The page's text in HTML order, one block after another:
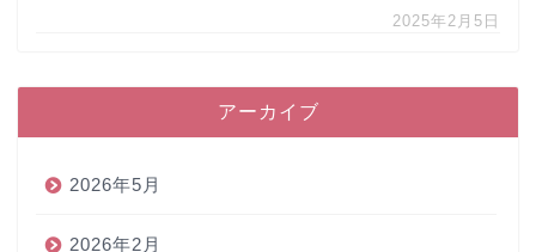
2025年2月5日
アーカイブ
2026年5月
2026年2月